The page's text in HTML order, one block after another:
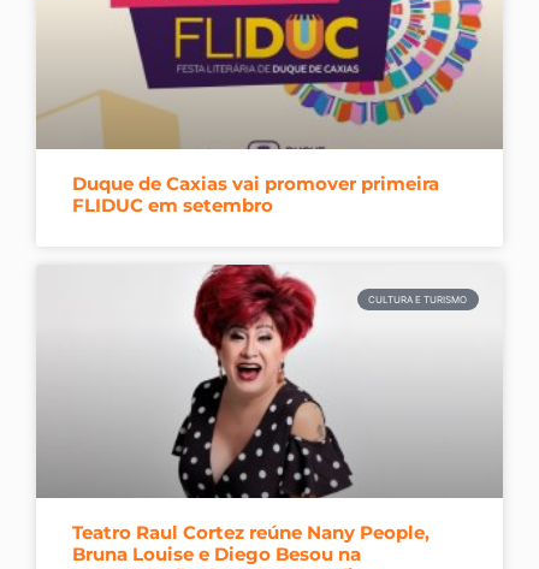
Duque de Caxias vai promover primeira
FLIDUC em setembro
CULTURA E TURISMO
Teatro Raul Cortez reúne Nany People,
Bruna Louise e Diego Besou na